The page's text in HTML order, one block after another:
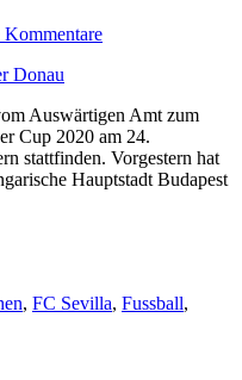
Kommentare
Auswärtigen Amt zum
Cup 2020 am 24.
stattfinden. Vorgestern hat
Hauptstadt Budapest
, FC Sevilla, Fussball,